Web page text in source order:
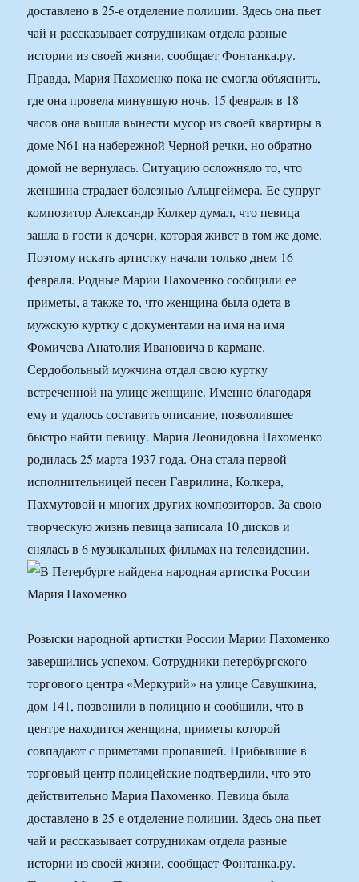
доставлено в 25-е отделение полиции. Здесь она пьет
чай и рассказывает сотрудникам отдела разные
истории из своей жизни, сообщает Фонтанка.ру.
Правда, Мария Пахоменко пока не смогла объяснить,
где она провела минувшую ночь. 15 февраля в 18
часов она вышла вынести мусор из своей квартиры в
доме N61 на набережной Черной речки, но обратно
домой не вернулась. Ситуацию осложняло то, что
женщина страдает болезнью Альцгеймера. Ее супруг
композитор Александр Колкер думал, что певица
зашла в гости к дочери, которая живет в том же доме.
Поэтому искать артистку начали только днем 16
февраля. Родные Марии Пахоменко сообщили ее
приметы, а также то, что женщина была одета в
мужскую куртку с документами на имя на имя
Фомичева Анатолия Ивановича в кармане.
Сердобольный мужчина отдал свою куртку
встреченной на улице женщине. Именно благодаря
ему и удалось составить описание, позволившее
быстро найти певицу. Мария Леонидовна Пахоменко
родилась 25 марта 1937 года. Она стала первой
исполнительницей песен Гаврилина, Колкера,
Пахмутовой и многих других композиторов. За свою
творческую жизнь певица записала 10 дисков и
снялась в 6 музыкальных фильмах на телевидении.
Розыски народной артистки России Марии Пахоменко
завершились успехом. Сотрудники петербургского
торгового центра «Меркурий» на улице Савушкина,
дом 141, позвонили в полицию и сообщили, что в
центре находится женщина, приметы которой
совпадают с приметами пропавшей. Прибывшие в
торговый центр полицейские подтвердили, что это
действительно Мария Пахоменко. Певица была
доставлено в 25-е отделение полиции. Здесь она пьет
чай и рассказывает сотрудникам отдела разные
истории из своей жизни, сообщает Фонтанка.ру.